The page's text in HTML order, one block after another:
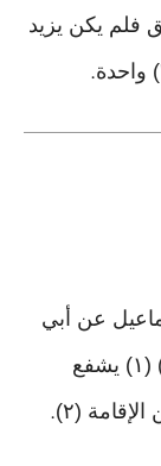
فلم يكن يزيد
.
عن أبي
المثنى: أن ابن عمر كان يأمر المؤذن (أن) (١) يشفع
(٢)
.